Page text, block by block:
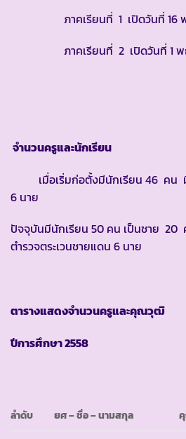
ภาคเรียนที่ 1 เปิดวันที่ 16 พฤ
ภาคเรียนที่ 2 เปิดวันที่ 1 พฤศ
จำนวนครูและนักเรียน
เมื่อเริ่มก่อตั้งมีนักเรียน 46 คน มี
6 นาย
ปัจจุบันมีนักเรียน 50 คน เป็นชาย
ตำรวจตระเวนชายแดน 6 นาย
ตารางแสดงจำนวนครูและคุณวุฒิ
ปีการศึกษา2558
ลำดับ ยศ– ชื่อ – นามสกุล